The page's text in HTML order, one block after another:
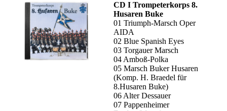
CD I Trompeterkorps 8.
Husaren Buke
01 Triumph-Marsch Oper
AIDA
02 Blue Spanish Eyes
03 Torgauer Marsch
04 Amboß-Polka
05 Marsch Buker Husaren
(Komp. H. Braedel für
8.Husaren Buke)
06 Alter Dessauer
07 Pappenheimer